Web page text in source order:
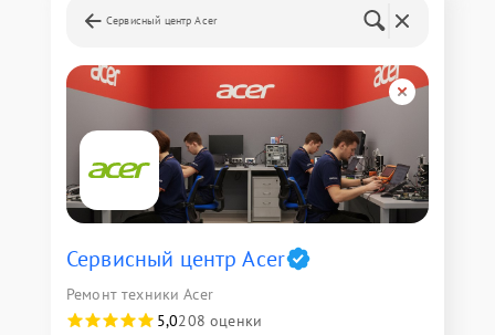
Сервисный центр Acer
Сервисный центр Acer
Ремонт техники Acer
5,0208 оценки